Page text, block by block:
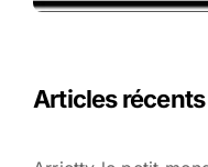
Articles récents